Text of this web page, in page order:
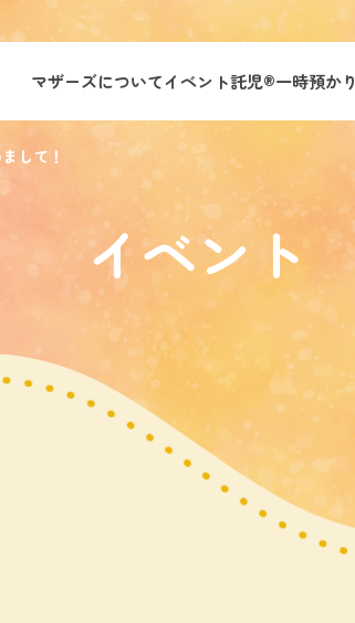
マザーズについてイベント託児®︎一時預かり
して！
イベント